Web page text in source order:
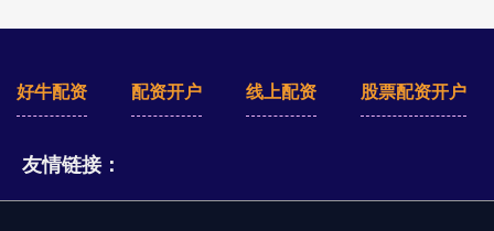
好牛配资 配资开户 线上配资 股票配资开户
友情链接：